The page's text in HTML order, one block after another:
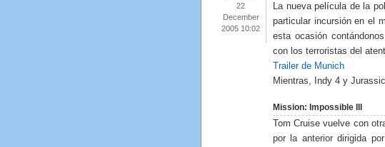
22
December
2005 10:02
La nueva película de la
particular incursión en el
esta ocasión
con los terroristas del
Trailer de Munich
Mientras, Indy 4 y
Mission: Impossible III
Tom Cruise vuelve con
por la anterior dirigida